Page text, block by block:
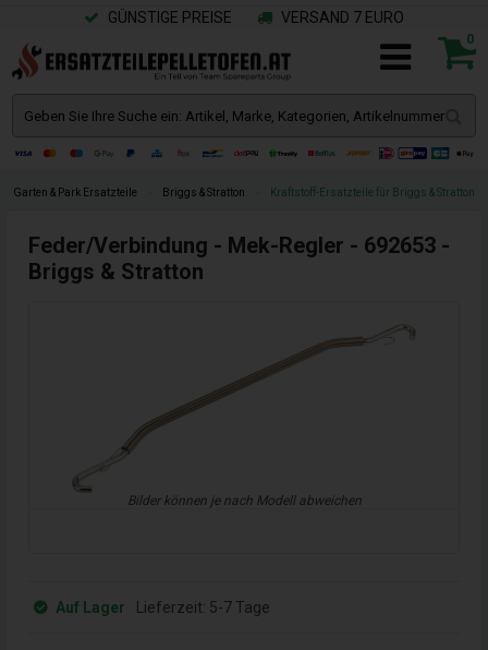
GÜNSTIGE PREISE VERSAND 7 EURO
0
Garten & Park Ersatzteile Briggs & Stratton Kraftstoff-Ersatzteile für Briggs & Stratton
Feder/Verbindung - Mek-Regler - 692653 -
Briggs & Stratton
Bilder können je nach Modell abweichen
Lieferzeit: 5-7 Tage
Auf Lager